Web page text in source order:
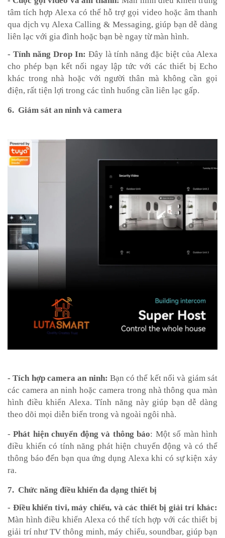
tâm tích hợp Alexa có thể hỗ trợ gọi video hoặc âm thanh
qua dịch vụ Alexa Calling & Messaging, giúp bạn dễ dàng
liên lạc với gia đình hoặc bạn bè ngay từ màn hình.
- Tính năng Drop In: Đây là tính năng đặc biệt của Alexa
cho phép bạn kết nối ngay lập tức với các thiết bị Echo
khác trong nhà hoặc với người thân mà không cần gọi
điện, rất tiện lợi trong các tình huống cần liên lạc gấp.
6. Giám sát an ninh và camera
- Tích hợp camera an ninh: Bạn có thể kết nối và giám sát
các camera an ninh hoặc camera trong nhà thông qua màn
hình điều khiển Alexa. Tính năng này giúp bạn dễ dàng
theo dõi mọi diễn biến trong và ngoài ngôi nhà.
-Phát hiện chuyển động và thông báo: Một số màn hình
điều khiển có tính năng phát hiện chuyển động và có thể
thông báo đến bạn qua ứng dụng Alexa khi có sự kiện xảy
ra.
7. Chức năng điều khiển đa dạng thiết bị
- Điều khiển tivi, máy chiếu, và các thiết bị giải trí khác:
Màn hình điều khiển Alexa có thể tích hợp với các thiết bị
giải trí như TV thông minh, máy chiếu, soundbar, giúp bạn